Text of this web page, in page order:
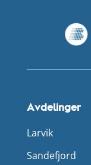
Avdelinger
Larvik
Sandefjord